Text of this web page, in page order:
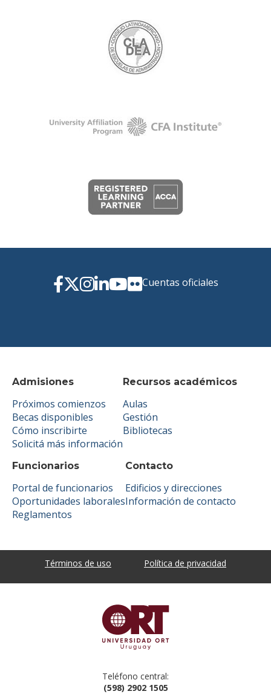
Admisiones
Próximos comienzos
Becas disponibles
Cómo inscribirte
Solicitá más información
Recursos académicos
Aulas
Gestión
Bibliotecas
Funcionarios
Portal de funcionarios
Oportunidades laborales
Reglamentos
Contacto
Edificios y direcciones
Información de contacto
Cuentas oficiales
Términos de uso Política de privacidad
Teléfono central:
(598) 2902 1505